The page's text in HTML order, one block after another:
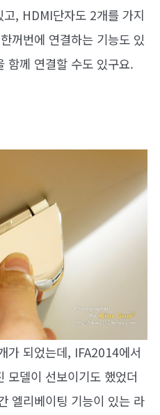
, HDMI단자도 2개를 가지
꺼번에 연결하는 기능도 있
함께 연결할 수도 있구요.
가 되었는데, IFA2014에서
모델이 선보이기도 했었더
엘리베이팅 기능이 있는 라